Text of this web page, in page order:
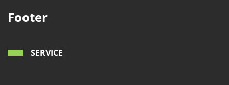
Footer
SERVICE